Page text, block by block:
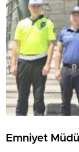
Emniyet